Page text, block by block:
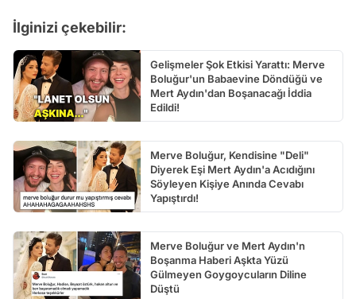
İlginizi çekebilir:
Gelişmeler Şok Etkisi Yarattı: Merve
Boluğur'un Babaevine Döndüğü ve
Mert Aydın'dan Boşanacağı İddia
Edildi!
Merve Boluğur, Kendisine "Deli"
Diyerek Eşi Mert Aydın'a Acıdığını
Söyleyen Kişiye Anında Cevabı
Yapıştırdı!
Merve Boluğur ve Mert Aydın'n
Boşanma Haberi Aşkta Yüzü
Gülmeyen Goygoycuların Diline
Düştü